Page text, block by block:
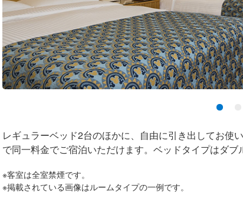
レギュラーベッド2台のほかに、自由に引き出してお使
で同一料金でご宿泊いただけます。ベッドタイプはダブ
※客室は全室禁煙です。
※掲載されている画像はルームタイプの一例です。